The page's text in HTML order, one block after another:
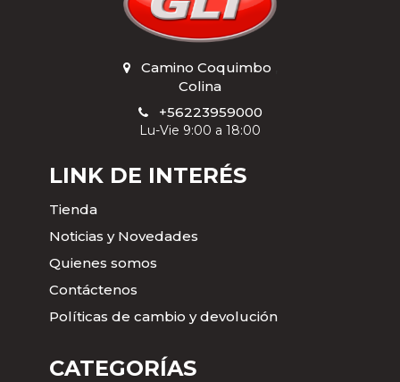
Camino Coquimbo
Colina
+56223959000
Lu-Vie 9:00 a 18:00
LINK DE INTERÉS
Tienda
Noticias y Novedades
Quienes somos
Contáctenos
Políticas de cambio y devolución
CATEGORÍAS